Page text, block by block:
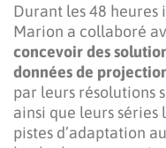
Durant les 48 heures
Marion a collaboré
concevoir des
données de
par leurs résolutions
ainsi que leurs
pistes d’adaptation